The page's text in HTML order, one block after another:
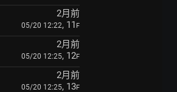
2月前
05/20 12:22, 11 F
2月前
05/20 12:25, 12F
2月前
05/20 12:25, 13F